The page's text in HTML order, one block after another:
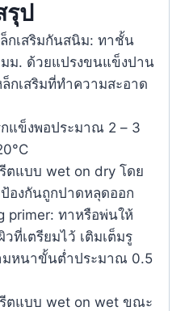
รุป
กเสริมกันสนิม: ทาชั้น
ม. ด้วยแปรงขนแข็งปาน
กเสริมที่ทำความสะอาด
แข็งพอประมาณ 2 – 3
ตแบบ wet on dry โดย
องกันถูกปาดหลุดออก
primer: ทาหรือพ่นให้
ที่เตรียมไว้ เติมเต็มรู
มหนาขั้นต่ำประมาณ 0.5
ตแบบ wet on wet ขณะ